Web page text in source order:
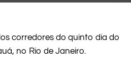
corredores do quinto dia do
no Rio de Janeiro.